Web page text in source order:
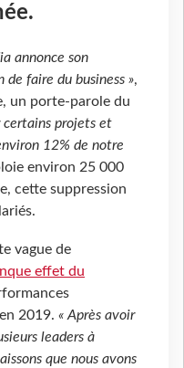
annonce son
faire du business »,
un porte-parole du
certains projets et
12% de notre
environ 25 000
cette suppression
vague de
effet du
en 2019. « Après avoir
leaders à
que nous avons